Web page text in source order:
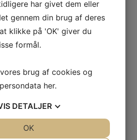
(E-MBA)
har givet dem eller
gennem din brug af deres
klikke på 'OK' giver du
formål.
brug af cookies og
her.
DETALJER
OK